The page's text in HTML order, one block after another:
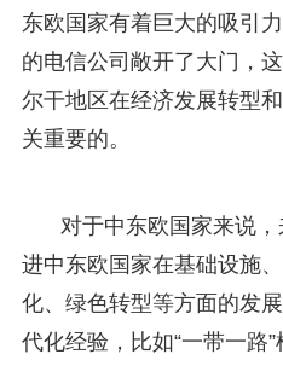
东欧国家有着巨大的吸引
的电信公司敞开了大门，
尔干地区在经济发展转型
关重要的。
对于中东欧国家来说
进中东欧国家在基础设施
化、绿色转型等方面的发
代化经验，比如“一带一路